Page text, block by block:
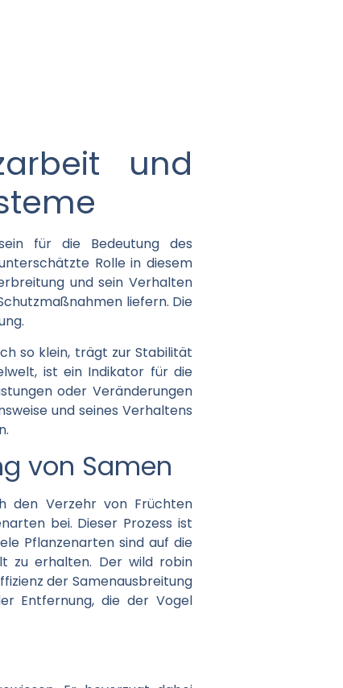
und
für die Bedeutung des
Rolle in diesem
und sein Verhalten
liefern. Die
so klein, trägt zur Stabilität
ist ein Indikator für die
oder Veränderungen
und seines Verhaltens
von Samen
den Verzehr von Früchten
bei. Dieser Prozess ist
Pflanzenarten sind auf die
zu erhalten. Der wild robin
der Samenausbreitung
Entfernung, die der Vogel